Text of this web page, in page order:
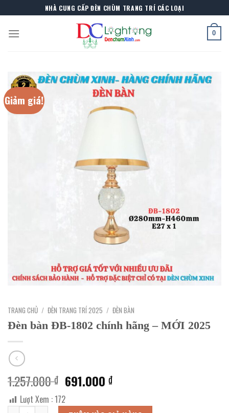
to
content
NHÀ CUNG CẤP ĐÈN CHÙM TRANG TRÍ CÁC LOẠI
0
Giảm giá!
TRANG CHỦ / ĐÈN TRANG TRÍ 2025 / ĐÈN BÀN
Đèn bàn ĐB-1802 chính hãng – MỚI 2025
1.257.000₫ Giá
gốc
là:
691.000₫Giá
tại
Lượt Xem :172